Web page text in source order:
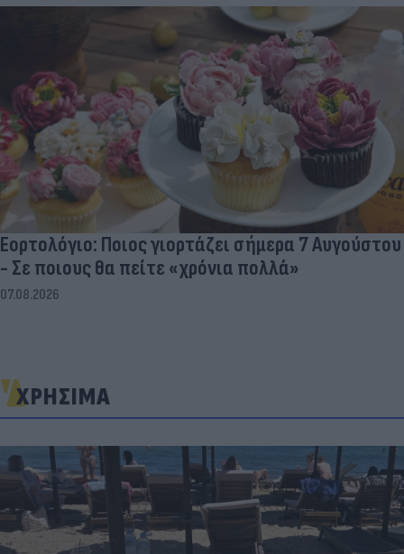
Εορτολόγιο: Ποιος γιορτάζει σήμερα 7 Αυγούστου
- Σε ποιους θα πείτε «χρόνια πολλά»
07.08.2026
ΧΡΗΣΙΜΑ